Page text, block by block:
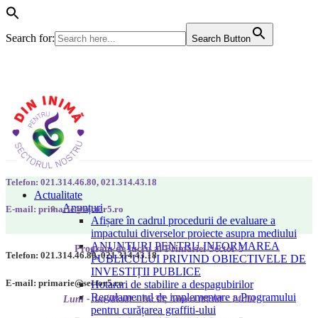
Search for: Search Button
Actualitate
Anunțuri
Afișare în cadrul procedurii de evaluare a
impactului diverselor proiecte asupra mediului
ANUNȚURI PENTRU INFORMAREA
PUBLICULUI PRIVIND OBIECTIVELE DE
INVESTIȚII PUBLICE
Hotarari de stabilire a despagubirilor
Regulamentul de implementare a Programului
pentru curățarea graffiti-ului
Telefon: 021.314.46.80, 021.314.43.18
E-mail: primarie@sector5.ro
Program de lucru al Primăriei Sector 5
Luni - Joi 08:00 - 16:30; Vineri 08:00 - 14:00
Telefon: 021.314.46.80, 021.314.43.18
E-mail: primarie@sector5.ro